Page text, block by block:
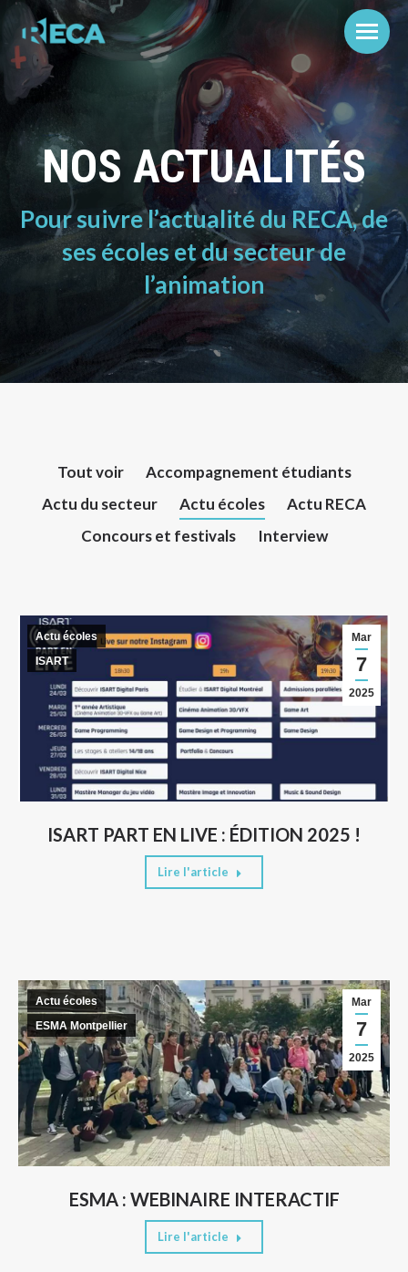
NOS ACTUALITÉS
Pour suivre l’actualité du RECA, de
ses écoles et du secteur de
l’animation
Tout voir
Accompagnement étudiants
Actu du secteur
Actu écoles
Actu RECA
Concours et festivals
Interview
ISART PART EN LIVE : ÉDITION 2025 !
Mar
7
2025
Actu écoles
ISART
Lire l'article
ESMA : WEBINAIRE INTERACTIF
Mar
7
2025
Actu écoles
ESMA Montpellier
Lire l'article